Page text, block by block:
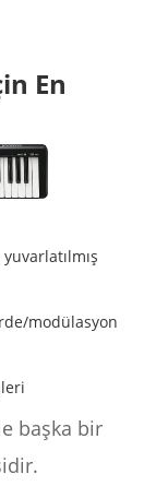
En
modülasyon
başka bir